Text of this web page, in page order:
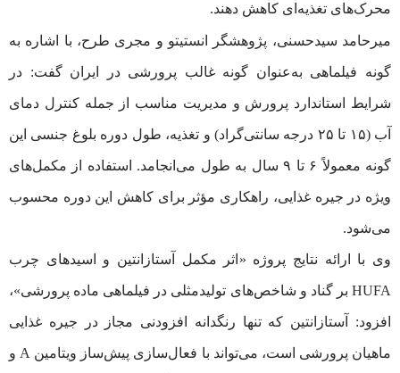
محرک‌های تغذیه‌ای کاهش دهند.
میرحامد سیدحسنی، پژوهشگر انستیتو و مجری طرح، با اشاره به
گونه فیلماهی به‌عنوان گونه غالب پرورشی در ایران گفت: در
شرایط استاندارد پرورش و مدیریت مناسب از جمله کنترل دمای
آب (۱۵ تا ۲۵ درجه سانتی‌گراد) و تغذیه، طول دوره بلوغ جنسی این
گونه معمولاً ۶ تا ۹ سال به طول می‌انجامد. استفاده از مکمل‌های
ویژه در جیره غذایی، راهکاری مؤثر برای کاهش این دوره محسوب
می‌شود.
وی با ارائه نتایج پروژه «اثر مکمل آستازانتین و اسیدهای چرب
HUFA بر گناد و شاخص‌های تولیدمثلی در فیلماهی ماده پرورشی»،
افزود: آستازانتین که تنها رنگدانه افزودنی مجاز در جیره غذایی
ماهیان پرورشی است، می‌تواند با فعال‌سازی پیش‌ساز ویتامین A و